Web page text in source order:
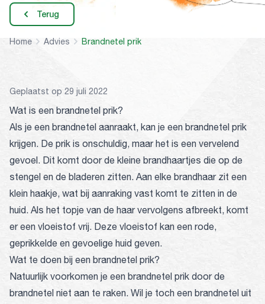
Terug
Home Advies Brandnetel prik
Geplaatst op 29 juli 2022
Wat is een brandnetel prik?
Als je een brandnetel aanraakt, kan je een brandnetel prik
krijgen. De prik is onschuldig, maar het is een vervelend
gevoel. Dit komt door de kleine brandhaartjes die op de
stengel en de bladeren zitten. Aan elke brandhaar zit een
klein haakje, wat bij aanraking vast komt te zitten in de
huid. Als het topje van de haar vervolgens afbreekt, komt
er een vloeistof vrij. Deze vloeistof kan een rode,
geprikkelde en gevoelige huid geven.
Wat te doen bij een brandnetel prik?
Natuurlijk voorkomen je een brandnetel prik door de
brandnetel niet aan te raken. Wil je toch een brandnetel uit